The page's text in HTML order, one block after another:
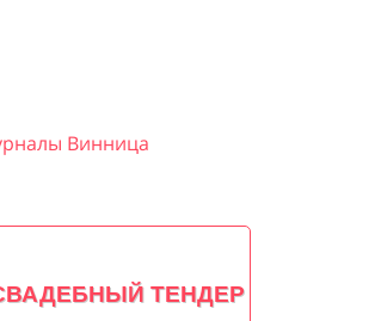
Винница
ТЕНДЕР